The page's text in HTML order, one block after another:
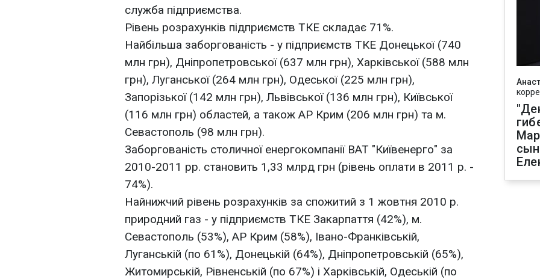
служба підприємства.
Рівень розрахунків підприємств ТКЕ складає 71%.
Найбільша заборгованість - у підприємств ТКЕ Донецької (740
млн грн), Дніпропетровської (637 млн грн), Харківської (588 млн
грн), Луганської (264 млн грн), Одеської (225 млн грн),
Запорізької (142 млн грн), Львівської (136 млн грн), Київської
(116 млн грн) областей, а також АР Крим (206 млн грн) та м.
Севастополь (98 млн грн).
Заборгованість столичної енергокомпанії ВАТ "Київенерго" за
2010-2011 рр. становить 1,33 млрд грн (рівень оплати в 2011 р. -
74%).
Найнижчий рівень розрахунків за спожитий з 1 жовтня 2010 р.
природний газ - у підприємств ТКЕ Закарпаття (42%), м.
Севастополь (53%), АР Крим (58%), Івано-Франківській,
Луганській (по 61%), Донецькій (64%), Дніпропетровській (65%),
Житомирській, Рівненській (по 67%) і Харківській, Одеській (по